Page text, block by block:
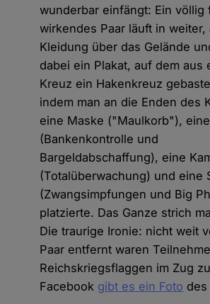
wunderbar einfängt: Ein völlig
wirkendes Paar läuft in weiter,
Kleidung über das Gelände
dabei ein Plakat, auf dem aus
Kreuz ein Hakenkreuz
indem man an die Enden des
eine Maske ("Maulkorb"),
(Bankenkontrolle und
Bargeldabschaffung), eine
(Totalüberwachung) und eine
(Zwangsimpfungen und Big
platzierte. Das Ganze strich
Die traurige Ironie: nicht weit
Paar entfernt waren
Reichskriegsflaggen im Zug
Facebook gibt es ein Foto des